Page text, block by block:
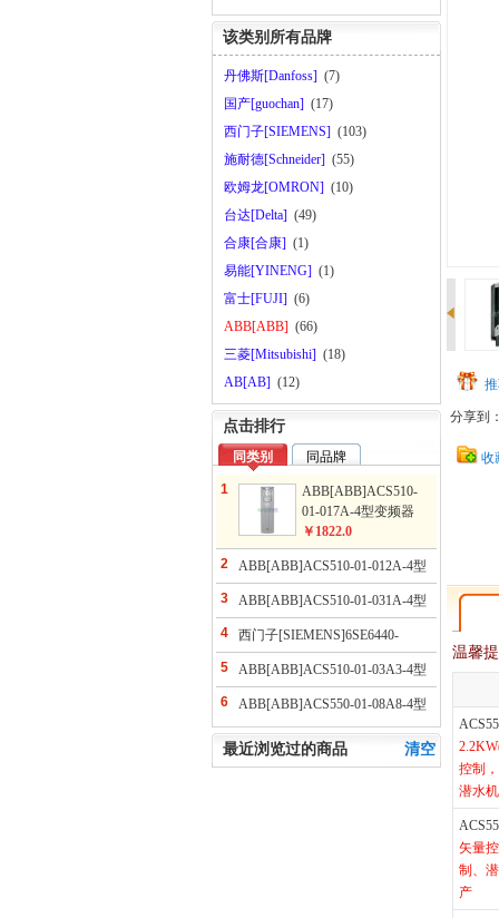
分享到
收
温馨
控制
潜水
矢量
制、
产
该类别所有品牌
丹佛斯[Danfoss] (7)
国产[guochan] (17)
西门子[SIEMENS] (103)
施耐德[Schneider] (55)
欧姆龙[OMRON] (10)
台达[Delta] (49)
合康[合康] (1)
易能[YINENG] (1)
富士[FUJI] (6)
ABB[ABB] (66)
三菱[Mitsubishi] (18)
AB[AB] (12)
点击排行
同类别 同品牌
1
ABB[ABB]ACS510-
01-017A-4型变频器
￥1822.0
2
ABB[ABB]ACS510-01-012A-4型
变频器
3
ABB[ABB]ACS510-01-031A-4型
变频器
4
西门子[SIEMENS]6SE6440-
2UD23-0BA1型变频器
5
ABB[ABB]ACS510-01-03A3-4型
变频器
6
ABB[ABB]ACS550-01-08A8-4型
变频器
清空
最近浏览过的商品